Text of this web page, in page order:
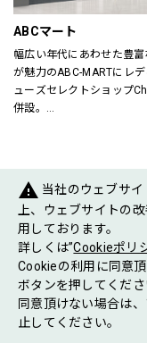
ショップ
案内
フロア
マップ
どぜひご相談下さい。
ご年配の方からお子様まで
プです。
Victoria Golf／029-868-
ABCマート
幅広い年代にあわせた豊富
が魅力のABC-MARTにレ
ューズセレクトショップ
併設。
warning 当社のウェブサ
上、ウェブサイトの
用しております。
詳しくは”Cookieポリ
Cookieの利用に同意
ボタンを押してくださ
同意頂けない場合は
止してください。